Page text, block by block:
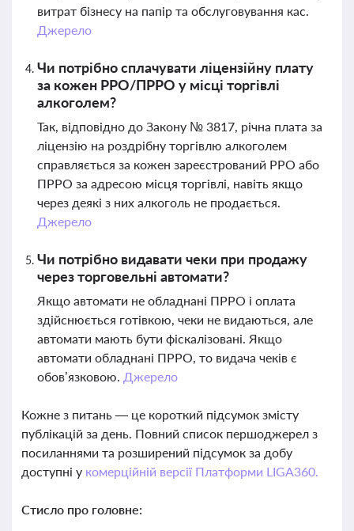
витрат бізнесу на папір та обслуговування кас.
Джерело
Чи потрібно сплачувати ліцензійну плату
за кожен РРО/ПРРО у місці торгівлі
алкоголем?
Так, відповідно до Закону № 3817, річна плата за
ліцензію на роздрібну торгівлю алкоголем
справляється за кожен зареєстрований РРО або
ПРРО за адресою місця торгівлі, навіть якщо
через деякі з них алкоголь не продається.
Джерело
Чи потрібно видавати чеки при продажу
через торговельні автомати?
Якщо автомати не обладнані ПРРО і оплата
здійснюється готівкою, чеки не видаються, але
автомати мають бути фіскалізовані. Якщо
автомати обладнані ПРРО, то видача чеків є
обов’язковою. Джерело
Кожне з питань — це короткий підсумок змісту
публікацій за день. Повний список першоджерел з
посиланнями та розширений підсумок за добу
доступні у комерційній версії Платформи LIGA360.
Стисло про головне: